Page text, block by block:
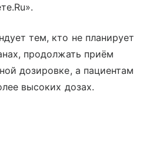
тем, кто не планирует
продолжать приём
дозировке, а пациентам
высоких дозах.